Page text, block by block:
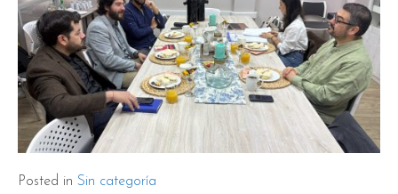
Posted in Sin categoría